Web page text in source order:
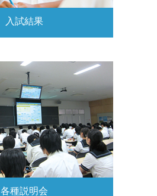
入試結果
各種説明会